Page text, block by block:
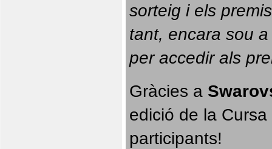
sorteig i els
tant, encara sou
per accedir als
Gràcies a
edició de la
participants!